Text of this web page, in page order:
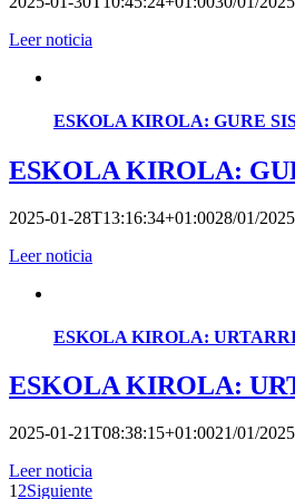
Leer noticia
ESKOLA KIROLA: GURE
ESKOLA KIROLA:
2025-01-28T13:16:34+01:0028/01/2025
Leer noticia
ESKOLA KIROLA:
ESKOLA KIROLA:
2025-01-21T08:38:15+01:0021/01/2025
Leer noticia
1 2Siguiente